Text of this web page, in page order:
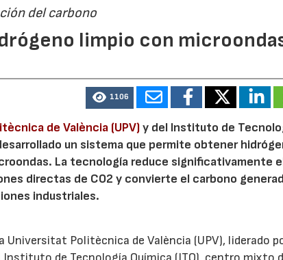
del carbono
limpio con
1106
de València (UPV)y del Instituto de
un sistema que permite obtener
La tecnología reduce significativamente
directas de CO2 y convierte el carbono
industriales.
Universitat Politècnica de València (UPV), liderado